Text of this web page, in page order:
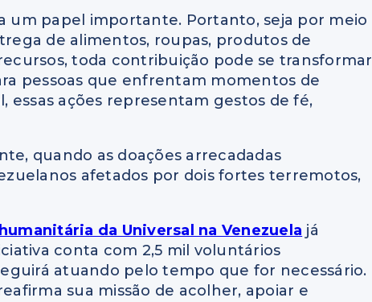
um papel importante. Portanto, seja por meio
de alimentos, roupas, produtos de
toda contribuição pode se transformar
pessoas que enfrentam momentos de
essas ações representam gestos de fé,
quando as doações arrecadadas
afetados por dois fortes terremotos,
da Universal na Venezuela já
conta com 2,5 mil voluntários
atuando pelo tempo que for necessário.
sua missão de acolher, apoiar e